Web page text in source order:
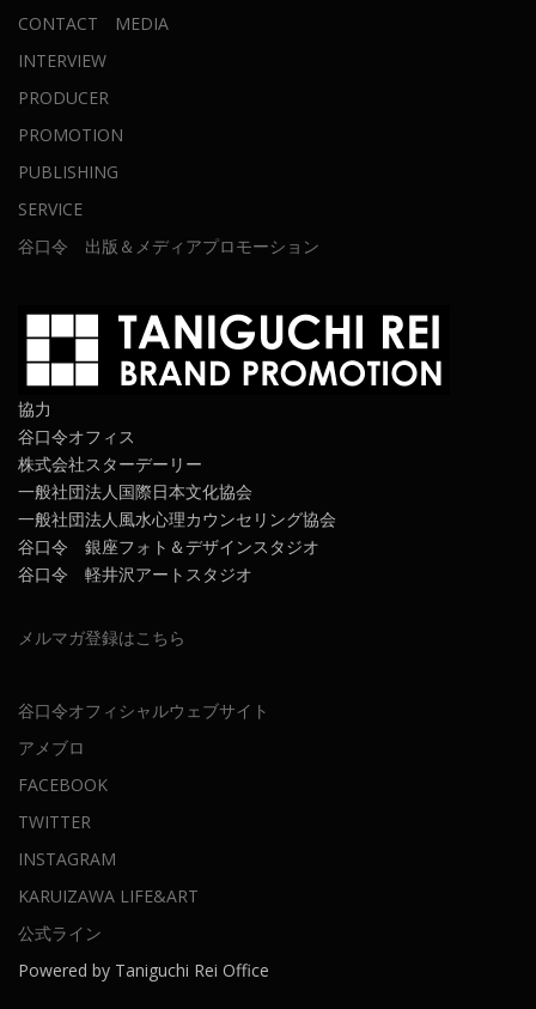
CONTACT MEDIA
INTERVIEW
PRODUCER
PROMOTION
PUBLISHING
SERVICE
谷口令 出版＆メディアプロモーション
協力
谷口令オフィス
株式会社スターデーリー
一般社団法人国際日本文化協会
一般社団法人風水心理カウンセリング協会
谷口令 銀座フォト＆デザインスタジオ
谷口令 軽井沢アートスタジオ
メルマガ登録はこちら
谷口令オフィシャルウェブサイト
アメブロ
FACEBOOK
TWITTER
INSTAGRAM
KARUIZAWA LIFE&ART
公式ライン
Powered by Taniguchi Rei Office